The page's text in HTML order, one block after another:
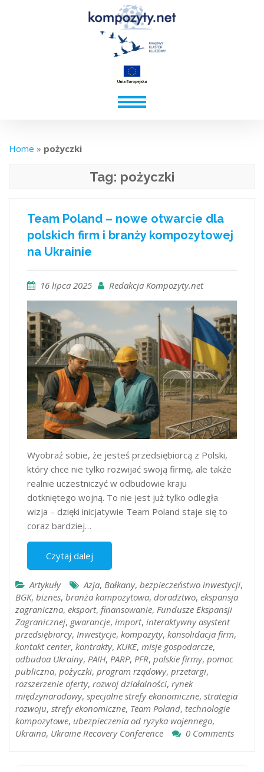
Home » pożyczki
Tag: pożyczki
Team Poland – nowe otwarcie dla
polskich firm i branży kompozytowej
na Ukrainie
16 lipca 2025 Redakcja Kompozyty.net
Wyobraź sobie, że jesteś przedsiębiorcą z Polski,
który chce nie tylko rozwijać swoją firmę, ale także
realnie uczestniczyć w odbudowie kraju
dotkniętego wojną. To nie jest już tylko odległa
wizja – dzięki inicjatywie Team Poland staje się to
coraz bardziej…
Czytaj dalej
Artykuły Azja, Bałkany, bezpieczeństwo inwestycji,
BGK, biznes, branża kompozytowa, doradztwo, ekspansja
zagraniczna, eksport, finansowanie, Fundusze Ekspansji
Zagranicznej, gwarancje, import, interaktywny asystent
przedsiębiorcy, Inwestycje, kompozyty, konsolidacja firm,
kontakt center, kontrakty, KUKE, misje gospodarcze,
odbudoa Ukrainy, PAIH, PARP, PFR, polskie firmy, pomoc
publiczna, pożyczki, program rządowy, przetargi,
rozszerzenie oferty, rozwoj działalności, rynek
międzynarodowy, specjalne strefy ekonomiczne, strategia
rozwoju, strefy ekonomiczne, Team Poland, technologie
kompozytowe, ubezpieczenia od ryzyka wojennego,
Ukraina, Ukraine Recovery Conference 0 Comments